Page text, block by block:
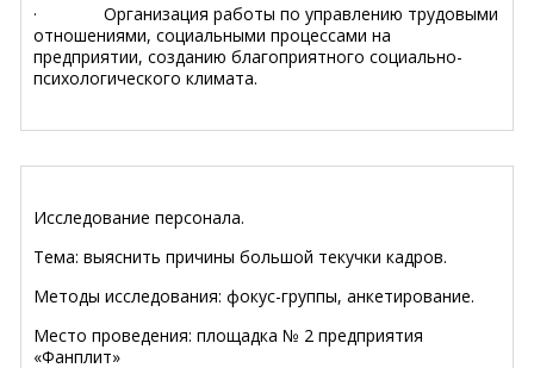
· Организация работы по управлению трудовыми
отношениями, социальными процессами на
предприятии, созданию благоприятного социально-
психологического климата.
Исследование персонала.
Тема: выяснить причины большой текучки кадров.
Методы исследования: фокус-группы, анкетирование.
Место проведения: площадка № 2 предприятия
«Фанплит»